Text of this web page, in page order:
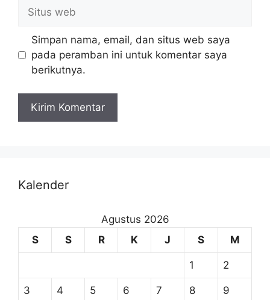
Simpan nama, email, dan situs web saya
pada peramban ini untuk komentar saya
berikutnya.
Kalender
Agustus 2026
S
S R K J S M
1 2
3 4 5 6 7 8 9